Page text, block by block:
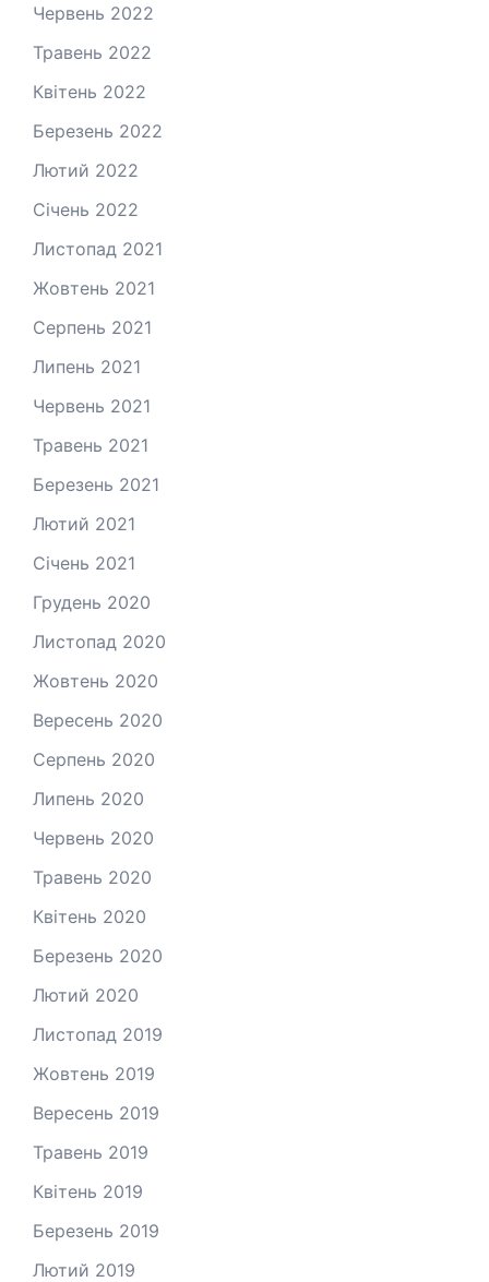
Червень 2022
Травень 2022
Квітень 2022
Березень 2022
Лютий 2022
Січень 2022
Листопад 2021
Жовтень 2021
Серпень 2021
Липень 2021
Червень 2021
Травень 2021
Березень 2021
Лютий 2021
Січень 2021
Грудень 2020
Листопад 2020
Жовтень 2020
Вересень 2020
Серпень 2020
Липень 2020
Червень 2020
Травень 2020
Квітень 2020
Березень 2020
Лютий 2020
Листопад 2019
Жовтень 2019
Вересень 2019
Травень 2019
Квітень 2019
Березень 2019
Лютий 2019